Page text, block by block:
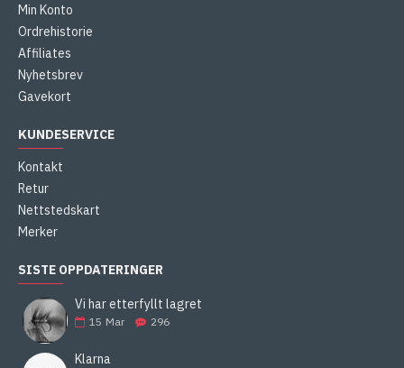
Min Konto
Ordrehistorie
Affiliates
Nyhetsbrev
Gavekort
KUNDESERVICE
Kontakt
Retur
Nettstedskart
Merker
SISTE OPPDATERINGER
Vi har etterfyllt lagret
15 Mar 296
Klarna